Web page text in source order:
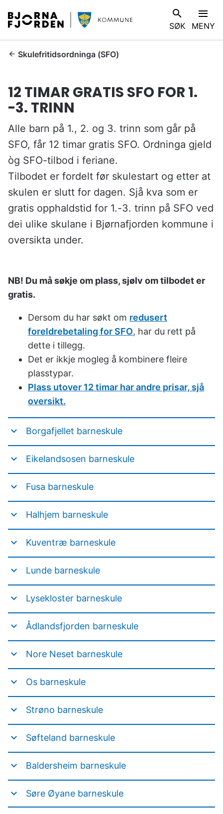
B
j
ø
r
f
r
d
e
n
k
o
m
u
n
SØK
V
I
MENY
D
r
h
r
:
Skulefritidsordninga (SFO)
12 TIMAR GRATIS SFO FOR 1.
-3. TRINN
Alle barn på 1., 2. og 3. trinn som går på
SFO, får 12 timar gratis SFO. Ordninga gjeld
òg SFO-tilbod i feriane.
Tilbodet er fordelt før skulestart og etter at
skulen er slutt for dagen. Sjå kva som er
gratis opphaldstid for 1.-3. trinn på SFO ved
dei ulike skulane i Bjørnafjorden kommune i
oversikta under.
NB! Du må søkje om plass, sjølv om tilbodet er
gratis.
Dersom du har søkt om redusert
foreldrebetaling for SFO, har du rett på
dette i tillegg.
Det er ikkje mogleg å kombinere fleire
plasstypar.
Plass utover 12 timar har andre prisar, sjå
oversikt.
Borgafjellet barneskule
Eikelandsosen barneskule
Fusa barneskule
Halhjem barneskule
Kuventræ barneskule
Lunde barneskule
Lysekloster barneskule
Ådlandsfjorden barneskule
Nore Neset barneskule
Os barneskule
Strøno barneskule
Søfteland barneskule
Baldersheim barneskule
Søre Øyane barneskule